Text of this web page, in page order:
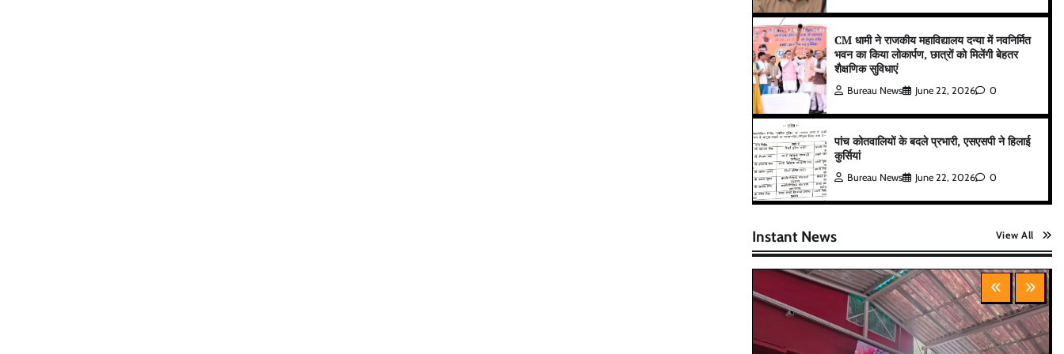
CM धामी ने राजकीय महाविद्यालय दन्या में नवनिर्मित
भवन का किया लोकार्पण, छात्रों को मिलेंगी बेहतर
शैक्षणिक सुविधाएं
Bureau News June 22, 2026 0
पांच कोतवालियों के बदले प्रभारी, एसएसपी ने हिलाई
कुर्सियां
Bureau News June 22, 2026 0
Instant News View All